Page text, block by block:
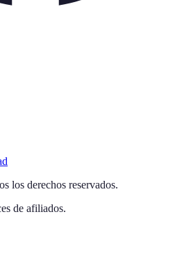
los derechos reservados.
de afiliados.